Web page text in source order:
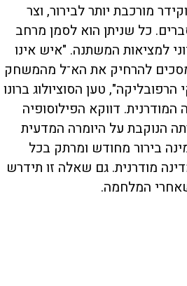
מורכבת יותר לבירור, וצר
כל שניתן הוא לסמן מרחב
למציאות המשתנה. "איש אינו
להרחיק את הא־ל מהמשחק
טען הסוציולוג ברונו
דווקא הפילוסופיה
הנוקבת על היומרה המדעית
בירור מחודש ומרתק בכל
מודרנית. גם שאלה זו תידרש
המלחמה.